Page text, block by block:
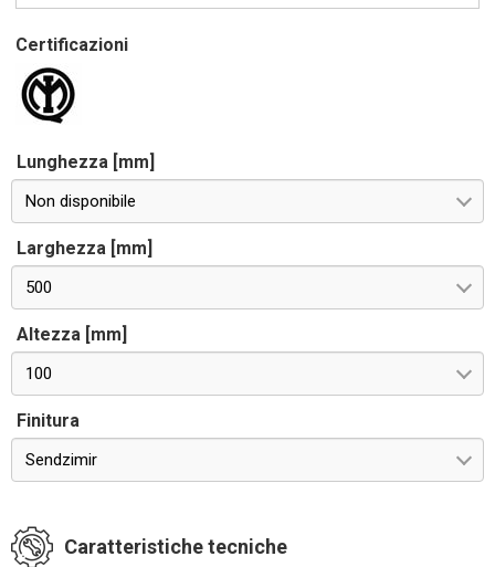
Certificazioni
Lunghezza [mm]
Non disponibile
Larghezza [mm]
500
Altezza [mm]
100
Finitura
Sendzimir
Caratteristiche tecniche